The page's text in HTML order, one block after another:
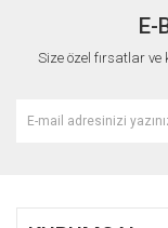
E-
Size özel fırsatlar